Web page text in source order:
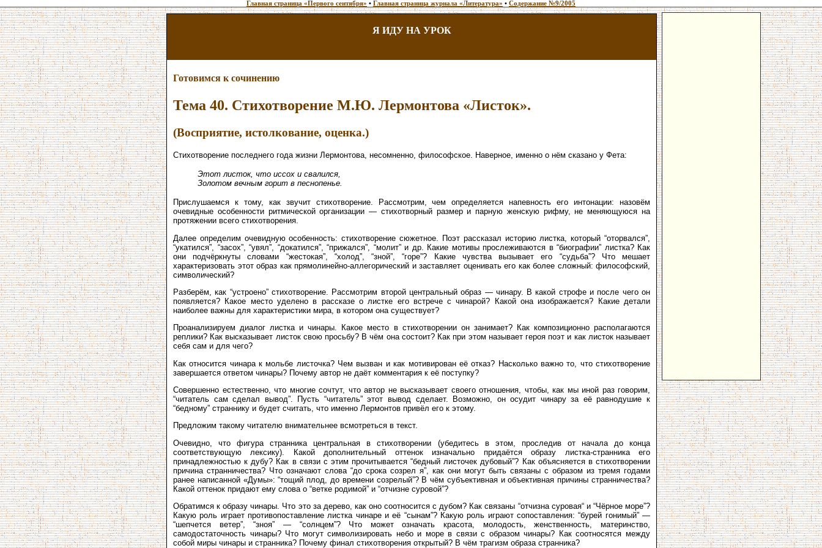
Главная страница «Первого сентября» • Главная страница журнала «Литература» • Содержание №9/2005
Я ИДУ НА УРОК
Готовимся к сочинению
Тема 40. Стихотворение М.Ю. Лермонтова «Листок».
(Восприятие, истолкование, оценка.)
Стихотворение последнего года жизни Лермонтова, несомненно, философское. Наверное, именно о нём сказано у Фета:
Этот листок, что иссох и свалился,
Золотом вечным горит в песнопенье.
Прислушаемся к тому, как звучит стихотворение. Рассмотрим, чем определяется напевность его интонации: назовём
очевидные особенности ритмической организации — стихотворный размер и парную женскую рифму, не меняющуюся на
протяжении всего стихотворения.
Далее определим очевидную особенность: стихотворение сюжетное. Поэт рассказал историю листка, который “оторвался”,
“укатился”, “засох”, “увял”, “докатился”, “прижался”, “молит” и др. Какие мотивы прослеживаются в “биографии” листка? Как
они подчёркнуты словами “жестокая”, “холод”, “зной”, “горе”? Какие чувства вызывает его “судьба”? Что мешает
характеризовать этот образ как прямолинейно-аллегорический и заставляет оценивать его как более сложный: философский,
символический?
Разберём, как “устроено” стихотворение. Рассмотрим второй центральный образ — чинару. В какой строфе и после чего он
появляется? Какое место уделено в рассказе о листке его встрече с чинарой? Какой она изображается? Какие детали
наиболее важны для характеристики мира, в котором она существует?
Проанализируем диалог листка и чинары. Какое место в стихотворении он занимает? Как композиционно располагаются
реплики? Как высказывает листок свою просьбу? В чём она состоит? Как при этом называет героя поэт и как листок называет
себя сам и для чего?
Как относится чинара к мольбе листочка? Чем вызван и как мотивирован её отказ? Насколько важно то, что стихотворение
завершается ответом чинары? Почему автор не даёт комментария к её поступку?
Совершенно естественно, что многие сочтут, что автор не высказывает своего отношения, чтобы, как мы иной раз говорим,
“читатель сам сделал вывод”. Пусть “читатель” этот вывод сделает. Возможно, он осудит чинару за её равнодушие к
“бедному” страннику и будет считать, что именно Лермонтов привёл его к этому.
Предложим такому читателю внимательнее всмотреться в текст.
Очевидно, что фигура странника центральная в стихотворении (убедитесь в этом, проследив от начала до конца
соответствующую лексику). Какой дополнительный оттенок изначально придаётся образу листка-странника его
принадлежностью к дубу? Как в связи с этим прочитывается “бедный листочек дубовый”? Как объясняется в стихотворении
причина странничества? Что означают слова “до срока созрел я”, как они могут быть связаны с образом из тремя годами
ранее написанной «Думы»: “тощий плод, до времени созрелый”? В чём субъективная и объективная причины странничества?
Какой оттенок придают ему слова о “ветке родимой” и “отчизне суровой”?
Обратимся к образу чинары. Что это за дерево, как оно соотносится с дубом? Как связаны “отчизна суровая“ и “Чёрное море”?
Какую роль играет противопоставление листка чинаре и её “сынам”? Какую роль играют сопоставления: “бурей гонимый” —
“шепчется ветер”, “зноя” — “солнцем”? Что может означать красота, молодость, женственность, материнство,
самодостаточность чинары? Что могут символизировать небо и море в связи с образом чинары? Как соотносятся между
собой миры чинары и странника? Почему финал стихотворения открытый? В чём трагизм образа странника?